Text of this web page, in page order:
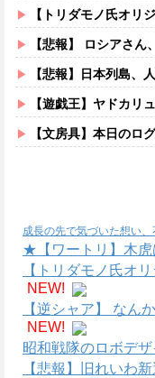
【トリダモノ氏オリ
【悲報】 ロシアさ
【悲報】日本列島、
【遊戯王】ヤドカリ
【文房具】本日のロ
成長の先で気づいた想い
★【ワートリ】木虎
【トリダモノ氏オ
NEW!
【逆シャア】 なん
NEW!
昭和戦隊のロボデ
【悲報】旧れいわ